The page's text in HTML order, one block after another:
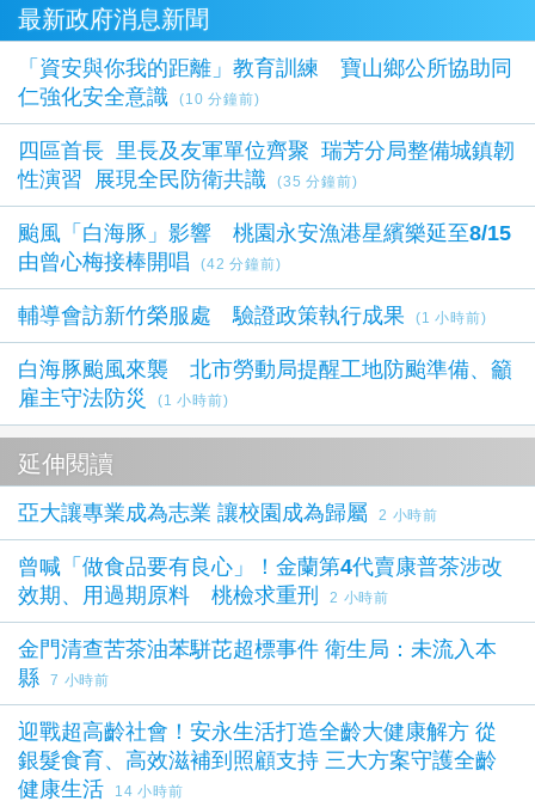
最新政府消息新聞
「資安與你我的距離」教育訓練 寶山鄉公所協助同
仁強化安全意識
(10 分鐘前)
四區首長 里長及友軍單位齊聚 瑞芳分局整備城鎮韌
性演習 展現全民防衛共識
(35 分鐘前)
颱風「白海豚」影響 桃園永安漁港星繽樂延至8/15
由曾心梅接棒開唱
(42 分鐘前)
輔導會訪新竹榮服處 驗證政策執行成果 (1 小時前)
白海豚颱風來襲 北市勞動局提醒工地防颱準備、籲
雇主守法防災
(1 小時前)
延伸閱讀
亞大讓專業成為志業 讓校園成為歸屬 2 小時前
曾喊「做食品要有良心」！金蘭第4代賣康普茶涉改
效期、用過期原料 桃檢求重刑
2 小時前
金門清查苦茶油苯駢芘超標事件 衛生局：未流入本
縣
7 小時前
迎戰超高齡社會！安永生活打造全齡大健康解方 從
銀髮食育、高效滋補到照顧支持 三大方案守護全齡
健康生活
14 小時前